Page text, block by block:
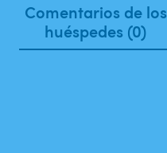
Comentarios de los
huéspedes (0)